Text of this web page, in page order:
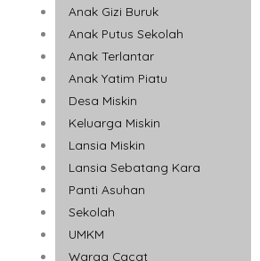
Anak Gizi Buruk
Anak Putus Sekolah
Anak Terlantar
Anak Yatim Piatu
Desa Miskin
Keluarga Miskin
Lansia Miskin
Lansia Sebatang Kara
Panti Asuhan
Sekolah
UMKM
Warga Cacat